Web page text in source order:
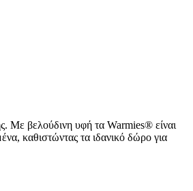
Με βελούδινη υφή τα Warmies® είναι
καθιστώντας τα ιδανικό δώρο για